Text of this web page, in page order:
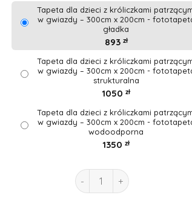
Tapeta dla dzieci z króliczkami
w gwiazdy – 300cm x 200cm -
gładka
893 zł
Tapeta dla dzieci z króliczkami
w gwiazdy – 300cm x 200cm -
strukturalna
1050 zł
Tapeta dla dzieci z króliczkami
w gwiazdy – 300cm x 200cm -
wodoodporna
1350 zł
ilość Tapeta dla dzieci z